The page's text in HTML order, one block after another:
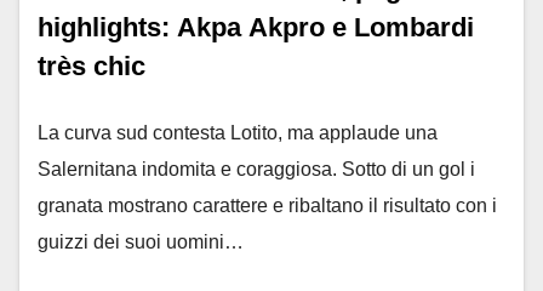
highlights: Akpa Akpro e Lombardi
très chic
La curva sud contesta Lotito, ma applaude una
Salernitana indomita e coraggiosa. Sotto di un gol i
granata mostrano carattere e ribaltano il risultato con i
guizzi dei suoi uomini…